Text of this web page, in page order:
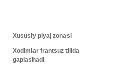
Xususiy plyaj zonasi
Xodimlar frantsuz tilida
gaplashadi